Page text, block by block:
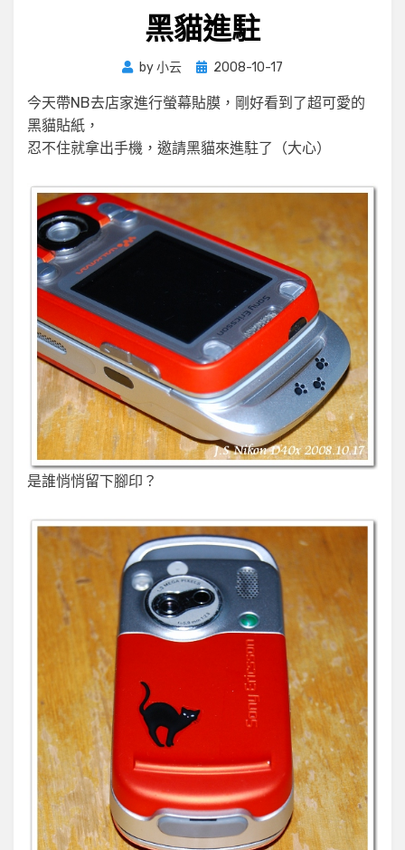
黑貓進駐
by小云
Posted
2008-10-17
今天帶NB去店家進行螢幕貼膜，剛好看到了超可愛的
黑貓貼紙，
忍不住就拿出手機，邀請黑貓來進駐了（大心）
是誰悄悄留下腳印？